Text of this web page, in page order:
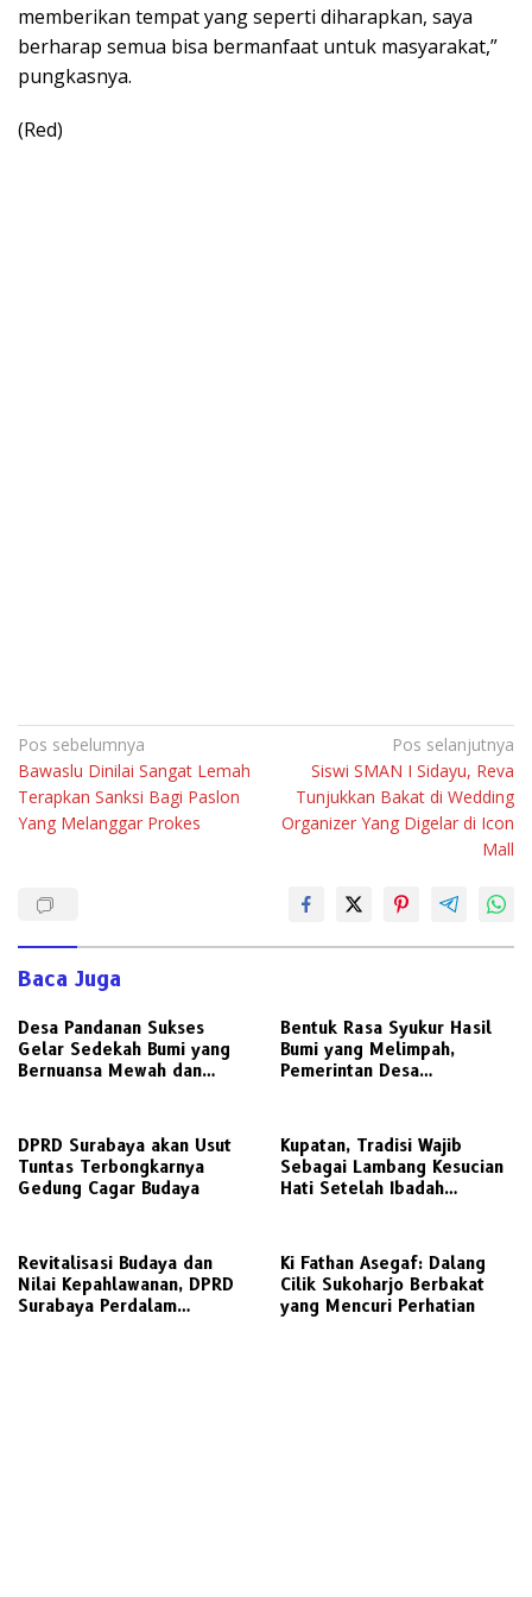
memberikan tempat yang seperti diharapkan, saya
berharap semua bisa bermanfaat untuk masyarakat,”
pungkasnya.
(Red)
Navigasi
pos
Pos sebelumnya
Bawaslu Dinilai Sangat Lemah
Terapkan Sanksi Bagi Paslon
Yang Melanggar Prokes
Pos selanjutnya
Siswi SMAN I Sidayu, Reva
Tunjukkan Bakat di Wedding
Organizer Yang Digelar di Icon
Mall
Baca Juga
Desa Pandanan Sukses
Gelar Sedekah Bumi yang
Bernuansa Mewah dan
Bentuk Rasa Syukur Hasil
Bumi yang Melimpah,
Pemerintan Desa
DPRD Surabaya akan Usut
Tuntas Terbongkarnya
Gedung Cagar Budaya
Kupatan, Tradisi Wajib
Sebagai Lambang Kesucian
Hati Setelah Ibadah
Revitalisasi Budaya dan
Nilai Kepahlawanan, DPRD
Surabaya Perdalam
Ki Fathan Asegaf: Dalang
Cilik Sukoharjo Berbakat
yang Mencuri Perhatian